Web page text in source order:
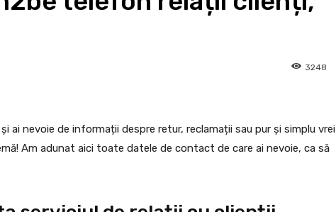
3248
ai nevoie de informații despre retur, reclamații sau pur și simplu vrei
Am adunat aici toate datele de contact de care ai nevoie, ca să